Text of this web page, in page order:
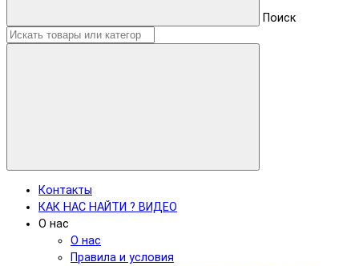
Поиск
Контакты
КАК НАС НАЙТИ ? ВИДЕО
О нас
О нас
Правила и условия